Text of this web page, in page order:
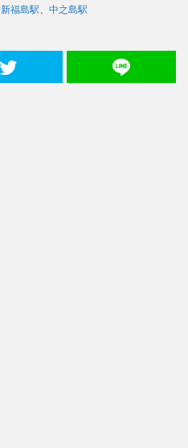
新福島駅、 中之島駅